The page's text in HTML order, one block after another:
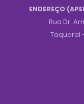
ENDEREÇO
Rua Dr.
Taquaral